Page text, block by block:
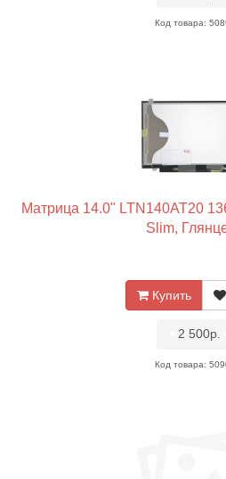
Код товара:
Матрица 14.0" LTN140AT20
Slim,
Купить
2 500р.
Код товара: